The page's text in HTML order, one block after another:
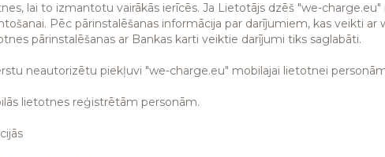
lai to izmantotu vairākās ierīcēs. Ja Lietotājs dzēš "we-
Pēc pārinstalēšanas informācija par darījumiem, kas veikti ar
pārinstalēšanas ar Bankas karti veiktie darījumi tiks saglabāti.
neautorizētu piekļuvi "we-charge.eu" mobilajai lietotnei
lietotnes reģistrētām personām.